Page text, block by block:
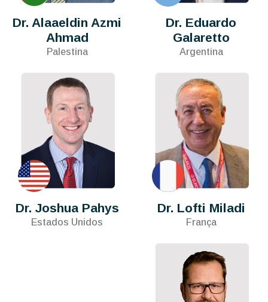
Dr. Alaaeldin Azmi
Ahmad
Palestina
Dr. Eduardo
Galaretto
Argentina
Dr. Joshua Pahys
Estados Unidos
Dr. Lofti Miladi
França